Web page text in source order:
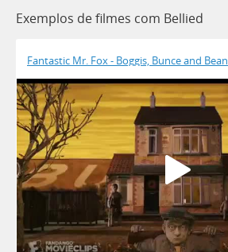
Exemplos de filmes com Bellied
Fantastic Mr. Fox - Boggis, Bunce and Bean